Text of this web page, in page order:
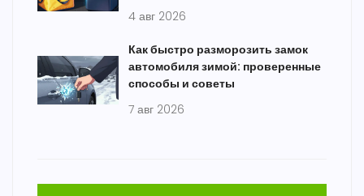
4 авг 2026
Как быстро разморозить замок
автомобиля зимой: проверенные
способы и советы
7 авг 2026